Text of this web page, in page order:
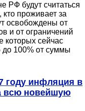
РФ будут считаться
проживает за
освобождены от
и от ограничений
сейчас
100% от суммы
году инфляция в
всю новейшую